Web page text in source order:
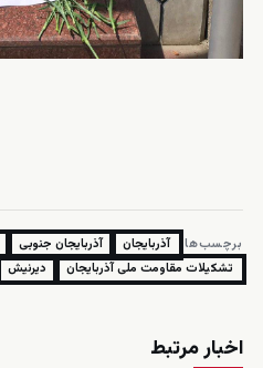
برچسب‌ها: آذربایجان آذربایجان جنوبی
تشکیلات مقاومت ملی آذربایجان
دیرنیش
اخبار مرتبط